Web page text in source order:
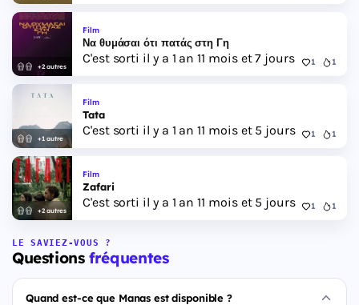
+2 autres
Film
Να θυμάσαι ότι πατάς στη Γη
C'est sorti il y a 1 an 11 mois et 7 jours 1 1
+1 autre
Film
Tata
C'est sorti il y a 1 an 11 mois et 5 jours 1 1
+2 autres
Film
Zafari
C'est sorti il y a 1 an 11 mois et 5 jours 1 1
LE SAVIEZ-VOUS ?
Questionsfréquentes
Quand est-ce que Manas est disponible ?